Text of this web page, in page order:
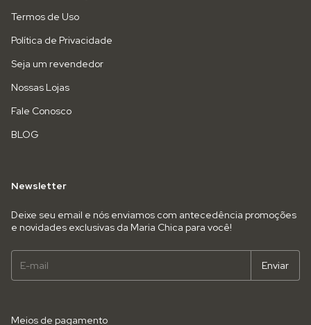
Termos de Uso
Política de Privacidade
Seja um revendedor
Nossas Lojas
Fale Conosco
BLOG
Newsletter
Deixe seu email e nós enviamos com antecedência promoções
e novidades exclusivas da Maria Chica para você!
Meios de pagamento